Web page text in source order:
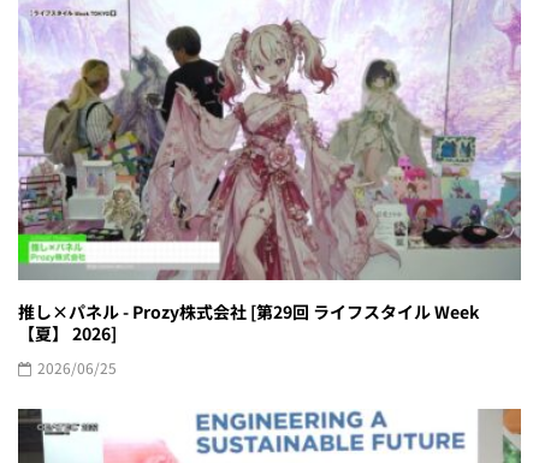
推し×パネル - Prozy株式会社 [第29回 ライフスタイル Week
【夏】 2026]
2026/06/25